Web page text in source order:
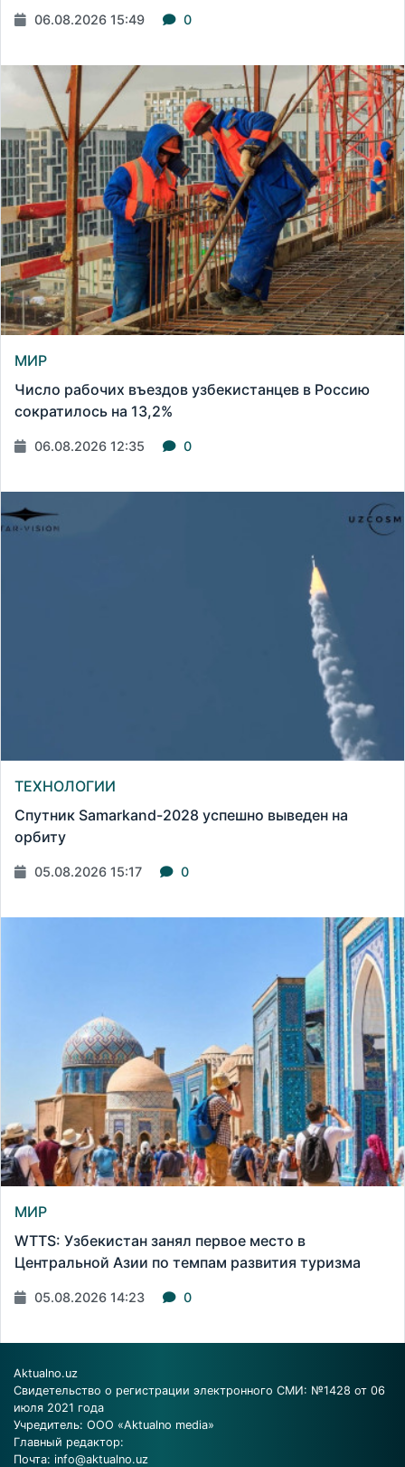
06.08.2026 15:49 0
МИР
Число рабочих въездов узбекистанцев в Россию
сократилось на 13,2%
06.08.2026 12:35 0
ТЕХНОЛОГИИ
Спутник Samarkand-2028 успешно выведен на
орбиту
05.08.2026 15:17 0
МИР
WTTS: Узбекистан занял первое место в
Центральной Азии по темпам развития туризма
05.08.2026 14:23 0
Aktualno.uz
Свидетельство о регистрации электронного СМИ: №1428 от 06
июля 2021 года
Учредитель: ООО «Aktualno media»
Главный редактор:
Почта: info@aktualno.uz